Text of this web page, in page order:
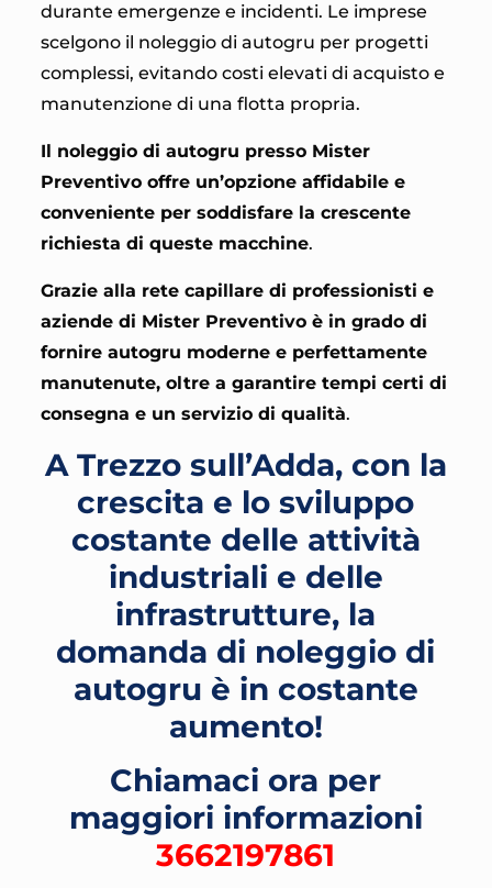
durante emergenze e incidenti. Le imprese
scelgono il noleggio di autogru per progetti
complessi, evitando costi elevati di acquisto e
manutenzione di una flotta propria.
Il noleggio di autogru presso Mister
Preventivo offre un’opzione affidabile e
conveniente per soddisfare la crescente
richiesta di queste macchine.
Grazie alla rete capillare di professionisti e
aziende di Mister Preventivo è in grado di
fornire autogru moderne e perfettamente
manutenute, oltre a garantire tempi certi di
consegna e un servizio di qualità.
A Trezzo sull’Adda, con la
crescita e lo sviluppo
costante delle attività
industriali e delle
infrastrutture, la
domanda di noleggio di
autogru è in costante
aumento!
Chiamaci ora per
maggiori informazioni
3662197861